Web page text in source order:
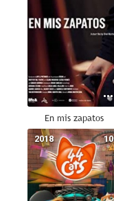
En mis zapatos
10
2018